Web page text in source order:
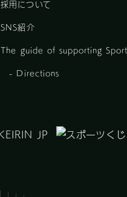
採用について
SNS紹介
The guide of supporting
- Directions